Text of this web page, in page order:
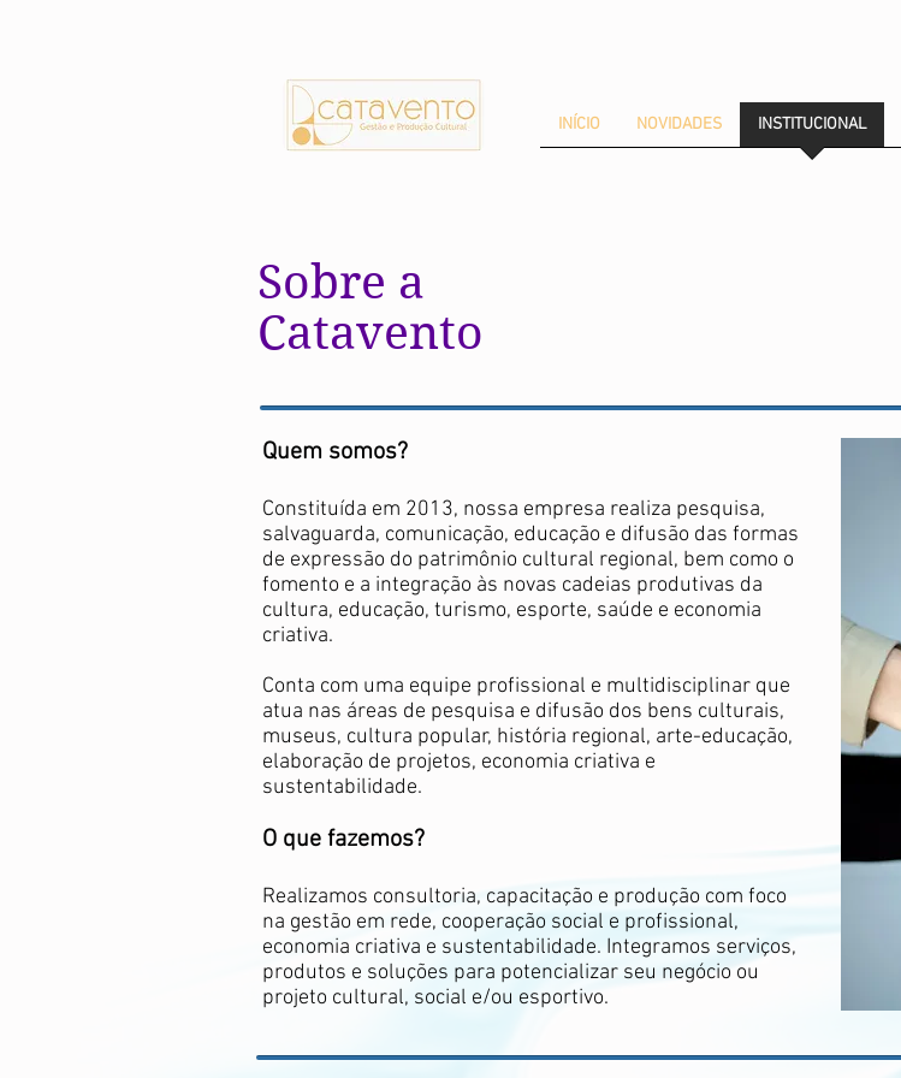
INÍCIO NOVIDADES INSTITUCIONAL
Sobre a
Catavento
Quem somos?
Constituída em 2013, nossa empresa realiza pesquisa,
salvaguarda, comunicação, educação e difusão das formas
de expressão do patrimônio cultural regional, bem como o
fomento e a integração às novas cadeias produtivas da
cultura, educação, turismo, esporte, saúde e economia
criativa.
Conta com uma equipe profissional e multidisciplinar que
atua nas áreas de pesquisa e difusão dos bens culturais,
museus, cultura popular, história regional, arte-educação,
elaboração de projetos, economia criativa e
sustentabilidade.
O que fazemos?
Realizamos consultoria, capacitação e produção com foco
na gestão em rede, cooperação social e profissional,
economia criativa e sustentabilidade. Integramos serviços,
produtos e soluções para potencializar seu negócio ou
projeto cultural, social e/ou esportivo.